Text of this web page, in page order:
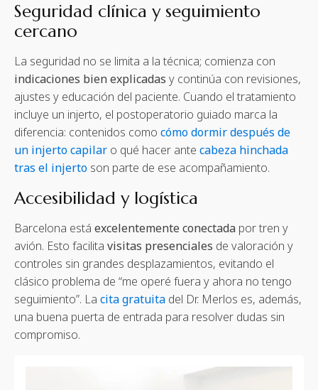
Seguridad clínica y seguimiento
cercano
La seguridad no se limita a la técnica; comienza con
indicaciones bien explicadas y continúa con revisiones,
ajustes y educación del paciente. Cuando el tratamiento
incluye un injerto, el postoperatorio guiado marca la
diferencia: contenidos como cómo dormir después de
un injerto capilar o qué hacer ante cabeza hinchada
tras el injerto son parte de ese acompañamiento.
Accesibilidad y logística
Barcelona está excelentemente conectada por tren y
avión. Esto facilita visitas presenciales de valoración y
controles sin grandes desplazamientos, evitando el
clásico problema de “me operé fuera y ahora no tengo
seguimiento”. La cita gratuita del Dr. Merlos es, además,
una buena puerta de entrada para resolver dudas sin
compromiso.